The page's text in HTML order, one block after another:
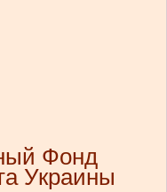
Фонд
Украины